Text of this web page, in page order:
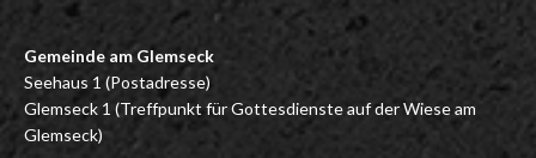
Gemeinde am Glemseck
Seehaus 1 (Postadresse)
Glemseck 1 (Treffpunkt für Gottesdienste auf der Wiese am
Glemseck)